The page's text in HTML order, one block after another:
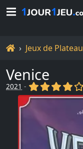
Accueil
Jeux de Plateau
Venice
2021 - (x) (x) (x) (x)